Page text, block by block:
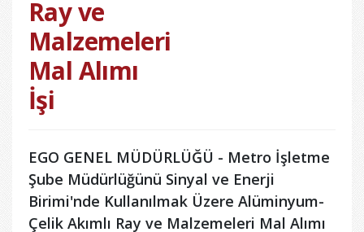
Ray ve
Malzemeleri
Mal Alımı
İşi
EGO GENEL MÜDÜRLÜĞÜ - Metro İşletme
Şube Müdürlüğünü Sinyal ve Enerji
Birimi'nde Kullanılmak Üzere Alüminyum-
Çelik Akımlı Ray ve Malzemeleri Mal Alımı